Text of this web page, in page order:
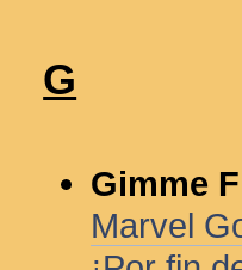
G
Gimme
Marvel